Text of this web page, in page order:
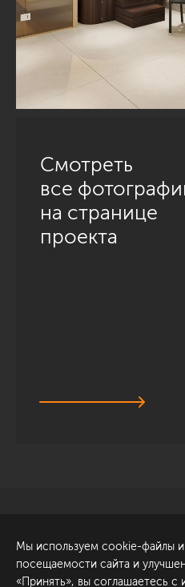
Смотреть
все
на странице
проекта
ул. Академика Павлова, 6
к1
Мы используем cookie-файлы и
посещаемости сайта и
«Принять», вы соглашаетесь